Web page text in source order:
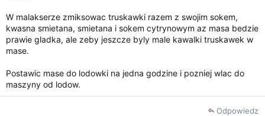
W malakserze zmiksowac truskawki razem z swojim sokem,
kwasna smietana, smietana i sokem cytrynowym az masa bedzie
prawie gladka, ale zeby jeszcze byly male kawalki truskawek w
mase.
Postawic mase do lodowki na jedna godzine i pozniej wlac do
maszyny od lodow.
Odpowiedz